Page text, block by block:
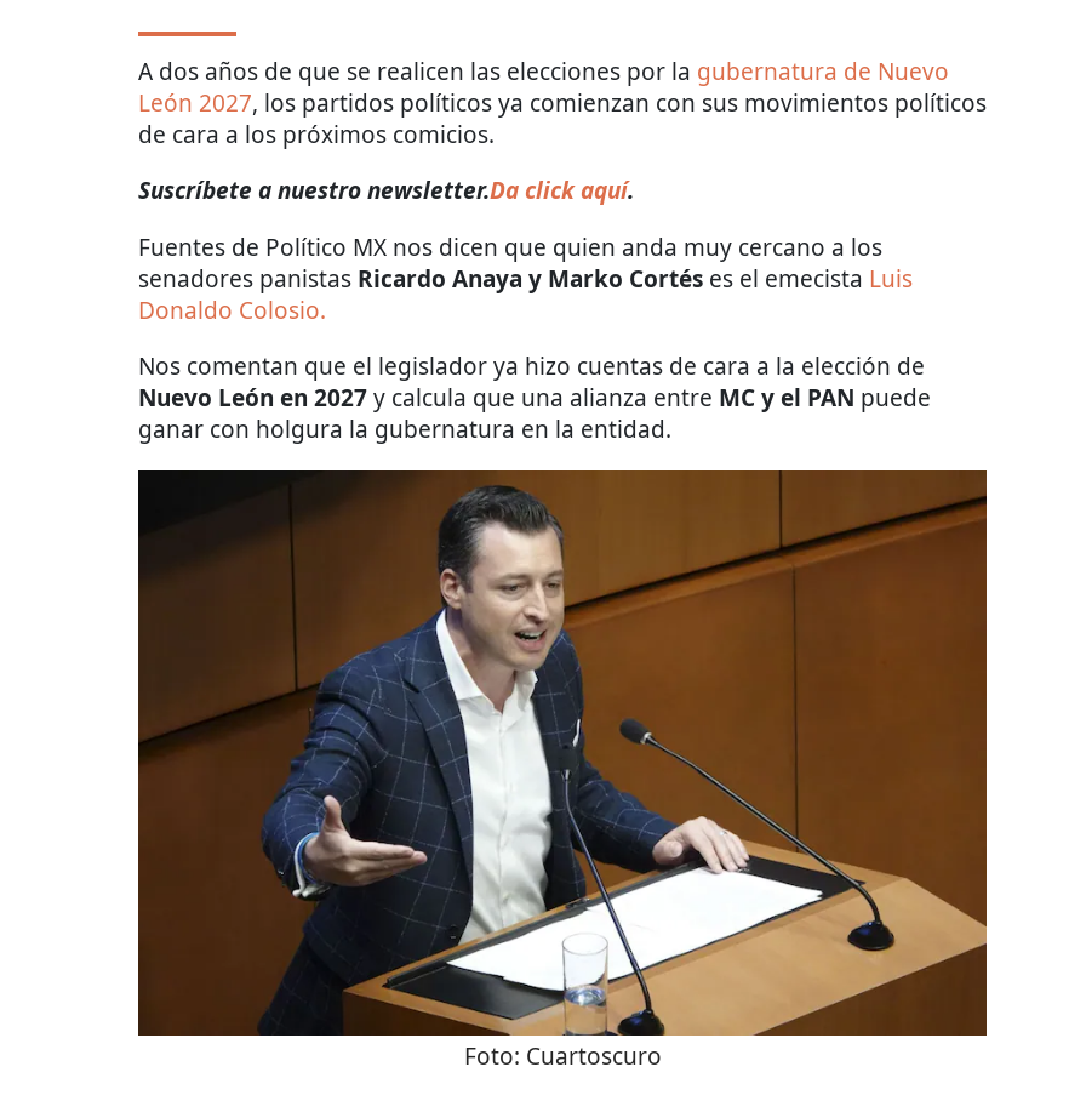
A dos años de que se realicen las elecciones por la gubernatura de Nuevo
León 2027, los partidos políticos ya comienzan con sus movimientos políticos
de cara a los próximos comicios.
Suscríbete a nuestro newsletter.Da click aquí.
Fuentes de Político MX nos dicen que quien anda muy cercano a los
senadores panistas Ricardo Anaya y Marko Cortés es el emecista Luis
Donaldo Colosio.
Nos comentan que el legislador ya hizo cuentas de cara a la elección de
Nuevo León en 2027y calcula que una alianza entre MC y el PAN puede
ganar con holgura la gubernatura en la entidad.
Foto: Cuartoscuro